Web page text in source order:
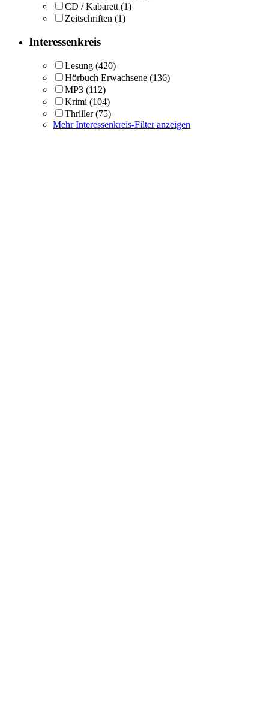
CD / Kabarett (1)
Zeitschriften (1)
Interessenkreis
Lesung (420)
Hörbuch Erwachsene (136)
MP3 (112)
Krimi (104)
Thriller (75)
Mehr Interessenkreis-Filter anzeigen